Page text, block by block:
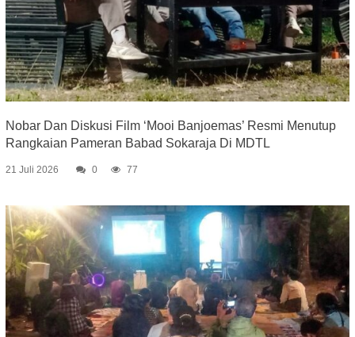
Nobar Dan Diskusi Film ‘Mooi Banjoemas’ Resmi Menutup
Rangkaian Pameran Babad Sokaraja Di MDTL
21 Juli 2026 0 77